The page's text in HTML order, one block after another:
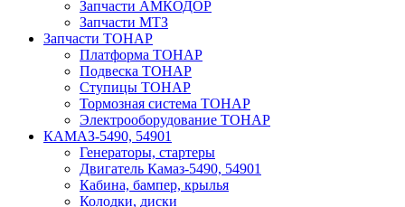
Запчасти АМКОДОР
Запчасти МТЗ
Запчасти ТОНАР
Платформа ТОНАР
Подвеска ТОНАР
Ступицы ТОНАР
Тормозная система ТОНАР
Электрооборудование ТОНАР
КАМАЗ-5490, 54901
Генераторы, стартеры
Двигатель Камаз-5490, 54901
Кабина, бампер, крылья
Колодки, диски